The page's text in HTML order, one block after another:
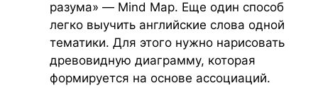
разума» — Mind Map. Еще один способ
легко выучить английские слова одной
тематики. Для этого нужно нарисовать
древовидную диаграмму, которая
формируется на основе ассоциаций.